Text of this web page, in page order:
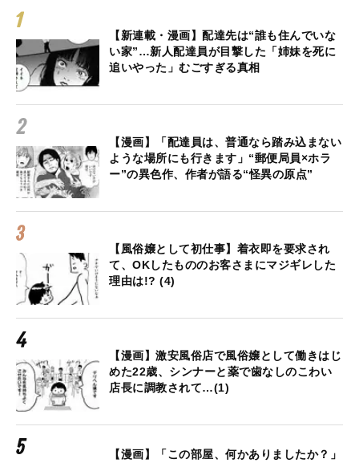
【新連載・漫画】配達先は“誰も住んでいな
い家”…新人配達員が目撃した「姉妹を死に
追いやった」むごすぎる真相
【漫画】「配達員は、普通なら踏み込まない
ような場所にも行きます」“郵便局員×ホラ
ー”の異色作、作者が語る“怪異の原点”
【風俗嬢として初仕事】着衣即を要求され
て、OKしたもののお客さまにマジギレした
理由は!? (4)
【漫画】激安風俗店で風俗嬢として働きはじ
めた22歳、シンナーと薬で歯なしのこわい
店長に調教されて…(1)
【漫画】「この部屋、何かありましたか？」